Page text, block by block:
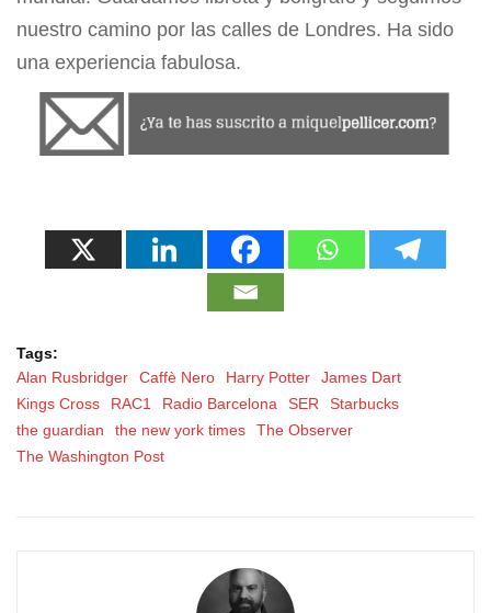
nuestro camino por las calles de Londres. Ha sido
una experiencia fabulosa.
Tags:
Alan Rusbridger
Caffè Nero Harry Potter
James Dart
Kings Cross
RAC1 Radio Barcelona SER
Starbucks
the guardian
the new york times
The Observer
The Washington Post